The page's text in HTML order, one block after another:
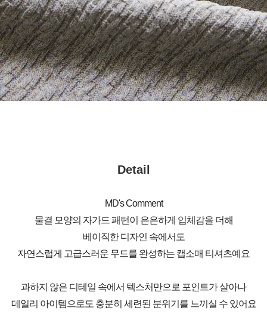
Detail
MD's Comment
물결 모양의 자가드 패턴이 은은하게 입체감을 더해
베이직한 디자인 속에서도
자연스럽게 고급스러운 무드를 완성하는 캡소매 티셔츠예요
과하지 않은 디테일 속에서 텍스처만으로 포인트가 살아나
데일리 아이템으로도 충분히 세련된 분위기를 느끼실 수 있어요